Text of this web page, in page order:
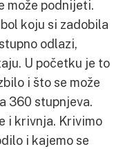
može podnijeti.
koju si zadobila
odlazi,
U početku je to
i što se može
360 stupnjeva.
i krivnja. Krivimo
i kajemo se